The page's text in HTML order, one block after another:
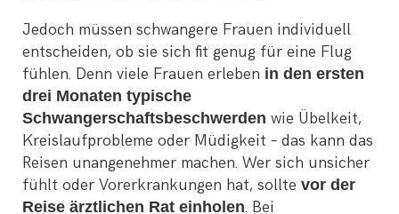
Jedoch müssen schwangere Frauen individuell
entscheiden, ob sie sich fit genug für eine Flug
fühlen. Denn viele Frauen erleben in den ersten
drei Monaten typische
Schwangerschaftsbeschwerden wie Übelkeit,
Kreislaufprobleme oder Müdigkeit – das kann das
Reisen unangenehmer machen. Wer sich unsicher
fühlt oder Vorerkrankungen hat, sollte vor der
Reise ärztlichen Rat einholen. Bei